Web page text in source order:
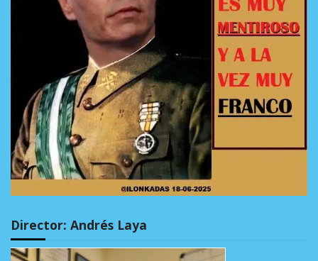
Director: Andrés Laya